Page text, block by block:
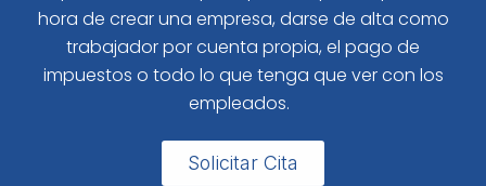
hora de crear una empresa, darse de alta como
trabajador por cuenta propia, el pago de
impuestos o todo lo que tenga que ver con los
empleados.
Solicitar Cita